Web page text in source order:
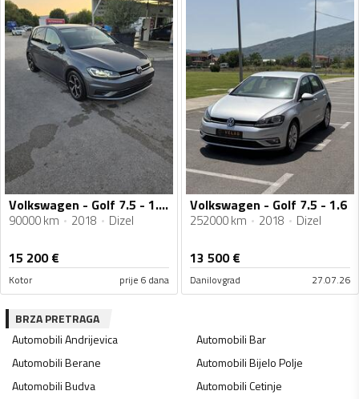
Volkswagen - Golf 7.5 - 1.6 TDI
90000 km 2018 Dizel
15 200€
Kotor prije 6 dana
Volkswagen - Golf 7.5 - 1.6
252000 km 2018 Dizel
13 500€
Danilovgrad 27.07.26
BRZA PRETRAGA
AutomobiliAndrijevica AutomobiliBar
AutomobiliBerane AutomobiliBijelo Polje
AutomobiliBudva AutomobiliCetinje